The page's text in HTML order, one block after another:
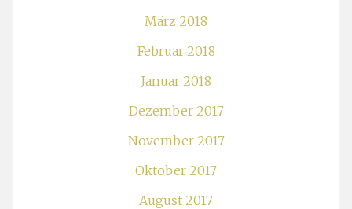
März 2018
Februar 2018
Januar 2018
Dezember 2017
November 2017
Oktober 2017
August 2017